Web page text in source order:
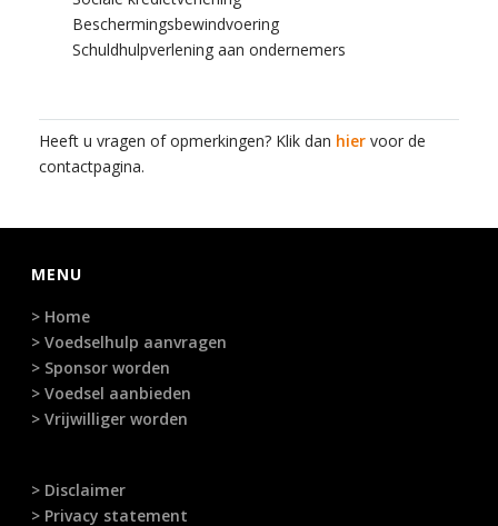
Beschermingsbewindvoering
Schuldhulpverlening aan ondernemers
Heeft u vragen of opmerkingen? Klik dan hier voor de
contactpagina.
MENU
> Home
> Voedselhulp aanvragen
> Sponsor worden
> Voedsel aanbieden
> Vrijwilliger worden
> Disclaimer
> Privacy statement